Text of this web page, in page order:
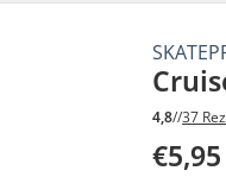
4,8//37
€5,95